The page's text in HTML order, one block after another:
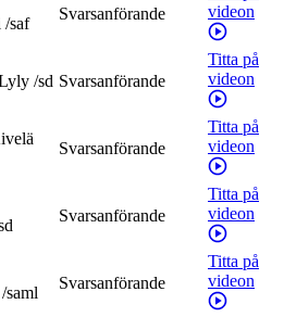
/saf
Svarsanförande
videon
/sd Svarsanförande
Titta på
videon
Svarsanförande
Titta på
videon
Svarsanförande
Titta på
videon
/saml
Svarsanförande
Titta på
videon